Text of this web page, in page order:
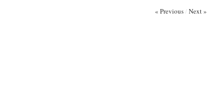
« Previous/ Next »